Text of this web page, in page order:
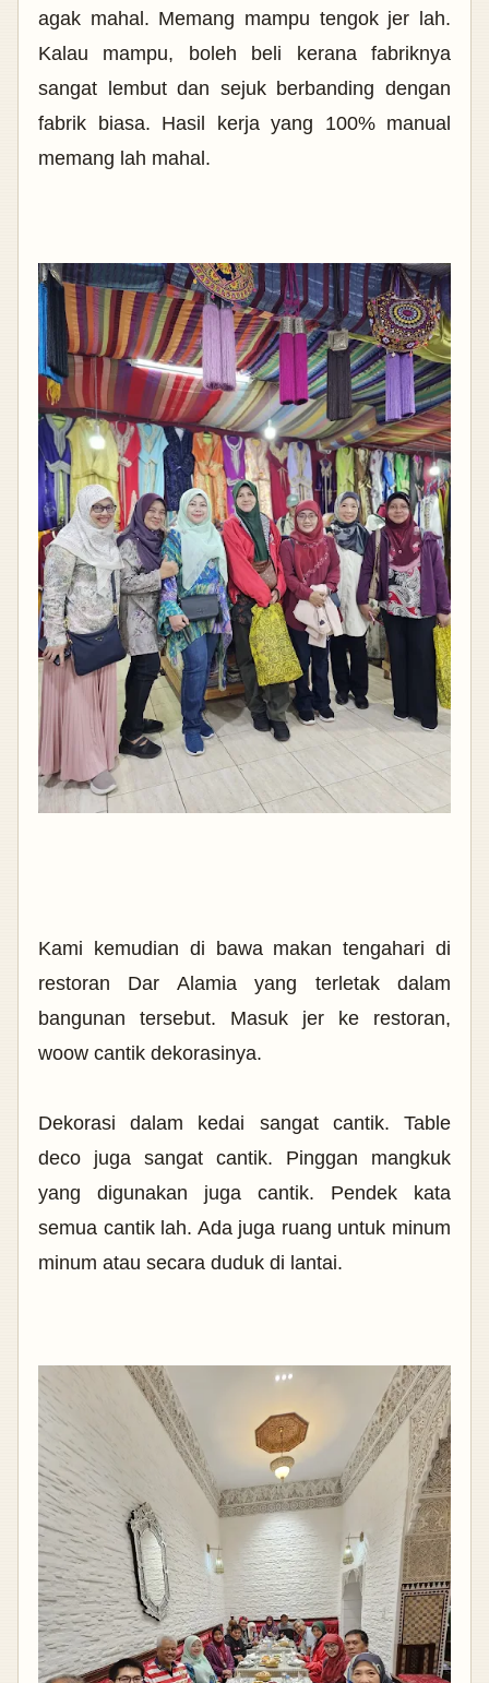
agak mahal. Memang mampu tengok jer lah.
Kalau mampu, boleh beli kerana fabriknya
sangat lembut dan sejuk berbanding dengan
fabrik biasa. Hasil kerja yang 100% manual
memang lah mahal.
Kami kemudian di bawa makan tengahari di
restoran Dar Alamia yang terletak dalam
bangunan tersebut. Masuk jer ke restoran,
woow cantik dekorasinya.
Dekorasi dalam kedai sangat cantik. Table
deco juga sangat cantik. Pinggan mangkuk
yang digunakan juga cantik. Pendek kata
semua cantik lah. Ada juga ruang untuk minum
minum atau secara duduk di lantai.